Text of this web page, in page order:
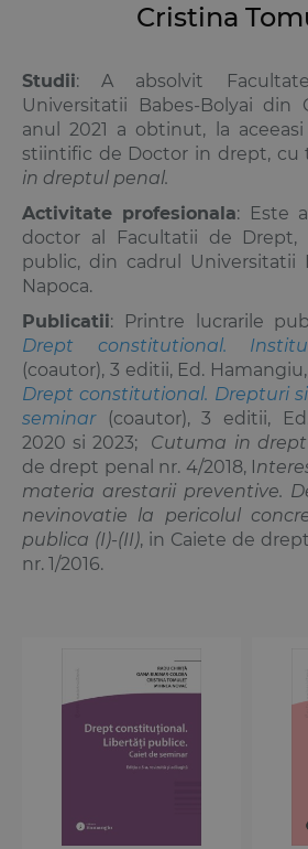
Cristina
Studii: A absolvit
Universitatii Babes-Bolyai din
anul 2021 a obtinut, la
stiintific de Doctor in drept, cu
in dreptul penal.
Activitate profesionala: Este
doctor al Facultatii de Drept,
public, din cadrul Universitatii
Napoca.
Publicatii: Printre lucrarile
Drept constitutional.
(coautor), 3 editii, Ed. Hamangiu,
Drept constitutional. Drepturi
seminar(coautor), 3 editii, Ed.
2020 si 2023;
Cutuma in
de drept penal nr. 4/2018, I
materia arestarii preventive.
nevinovatie la pericolul
publica (I)-(II), in Caiete de
nr. 1/2016.